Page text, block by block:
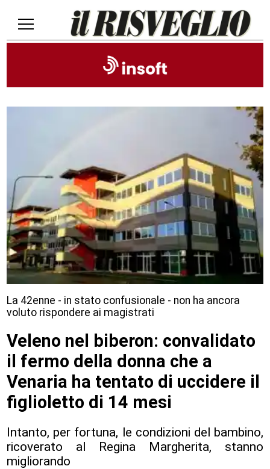
La 42enne - in stato confusionale - non ha ancora
voluto rispondere ai magistrati
Veleno nel biberon: convalidato
il fermo della donna che a
Venaria ha tentato di uccidere il
figlioletto di 14 mesi
Intanto, per fortuna, le condizioni del bambino,
ricoverato al Regina Margherita, stanno
migliorando